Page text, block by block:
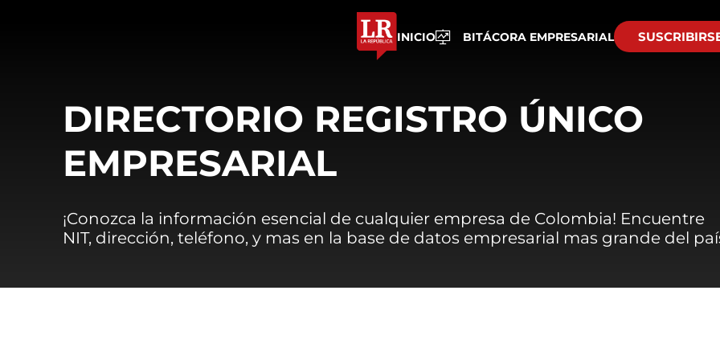
INICIO BITÁCORA EMPRESARIAL
DIRECTORIO REGISTRO ÚNICO
EMPRESARIAL
¡Conozca la información esencial de cualquier empresa de Colombia! Encuentre
NIT, dirección, teléfono, y mas en la base de datos empresarial mas grande del